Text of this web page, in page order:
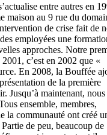
entre autres en
maison au 9 rue du
de crise fait de
employées une
approches. Notre
c’est en 2002 que «
En 2008, la Bouffée
de la première
Jusqu’à maintenant, nous
ensemble, membres,
la communauté ont créé
de peu, beaucoup de